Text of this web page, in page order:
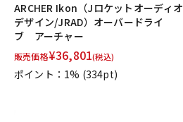
ARCHER Ikon（Jロケットオーディオ
デザイン/JRAD）オーバードライ
ブ アーチャー
販売価格¥36,801(税込)
ポイント：1% (334pt)